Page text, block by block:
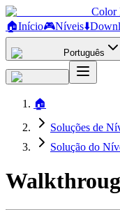
Color
🏠Início🎮Níveis⬇️
Português
🏠
Soluções de
Solução do